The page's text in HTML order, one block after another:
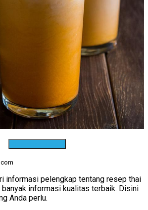
informasi pelengkap tentang resep thai
informasi kualitas terbaik. Disini
Anda perlu.